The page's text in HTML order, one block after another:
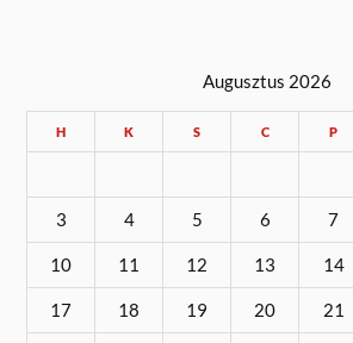
Augusztus 2026
H K S C P
3 4 5 6 7
10 11 12 13 14
17 18 19 20 21